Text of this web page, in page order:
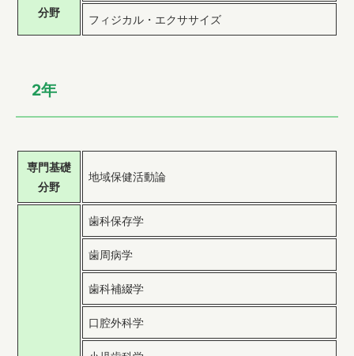
分野
フィジカル・エクササイズ
2年
専門基礎
分野
地域保健活動論
歯科保存学
歯周病学
歯科補綴学
口腔外科学